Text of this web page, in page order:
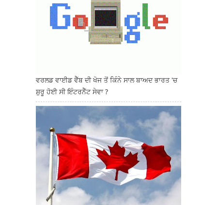
ਵਰਲਡ ਵਾਈਡ ਵੈੱਬ ਦੀ ਖੋਜ ਤੋਂ ਕਿੰਨੇ ਸਾਲ ਬਾਅਦ ਭਾਰਤ 'ਚ
ਸ਼ੁਰੂ ਹੋਈ ਸੀ ਇੰਟਰਨੈੱਟ ਸੇਵਾ ?